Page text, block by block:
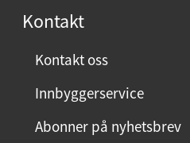
r
n
m
Kontakt
Kontakt oss
Innbyggerservice
Abonner på nyhetsbrev